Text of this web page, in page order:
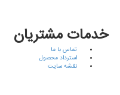
خدمات مشتریان
تماس با ما
استرداد محصول
نقشه سایت